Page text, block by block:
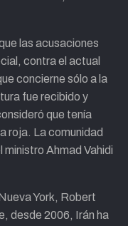
las acusaciones
contra el actual
concierne sólo a la
fue recibido y
que tenía
roja. La comunidad
ministro Ahmad Vahidi
York, Robert
desde 2006, Irán ha